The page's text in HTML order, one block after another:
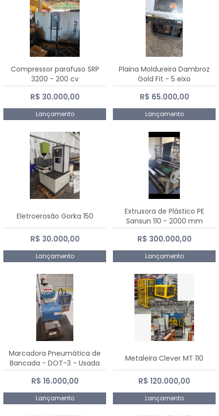
Compressor parafuso SRP
3200 - 200 cv
R$ 30.000,00
Lançamento
Plaina Moldureira Dambroz
Gold Fit - 5 eixo
R$ 65.000,00
Lançamento
Eletroerosão Gorka 150
R$ 30.000,00
Lançamento
Extrusora de Plástico PE
Sansun 110 - 2000 mm
R$ 300.000,00
Lançamento
Marcadora Pneumática de
Bancada - DOT-3 - Usada
R$ 16.000,00
Lançamento
Metaleira Clever MT 110
R$ 120.000,00
Lançamento